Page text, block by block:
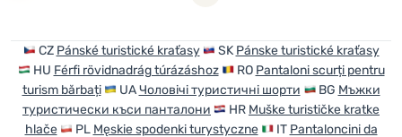
CZ Pánské turistické kraťasy SK Pánske turistické kraťasy
HU Férfi rövidnadrág túrázáshoz RO Pantaloni scurți pentru
turism bărbați
UAЧоловічі туристичні шорти BG Мъжки
туристически къси панталони
HR Muške turističke kratke
hlače
PL Męskie spodenki turystyczne IT Pantaloncini da